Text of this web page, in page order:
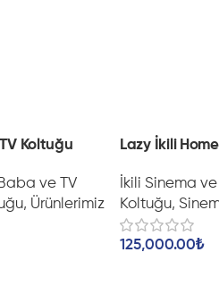
Koltuğu
ve TV
, Ürünlerimiz
Lazy İkili
İkili Sinema
Koltuğu,
125,000.00₺